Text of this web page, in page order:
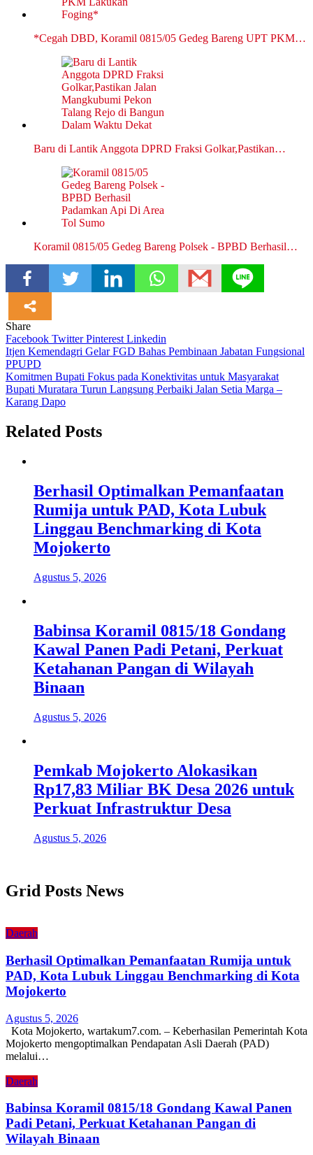
*Cegah DBD, Koramil 0815/05 Gedeg Bareng UPT PKM…
Baru di Lantik Anggota DPRD Fraksi Golkar,Pastikan…
Koramil 0815/05 Gedeg Bareng Polsek - BPBD Berhasil…
Share
Facebook TwitterPinterest Linkedin
Navigasi
pos
Itjen Kemendagri Gelar FGD Bahas Pembinaan Jabatan Fungsional
PPUPD
Komitmen Bupati Fokus pada Konektivitas untuk Masyarakat
Bupati Muratara Turun Langsung Perbaiki Jalan Setia Marga –
Karang Dapo
Related Posts
Berhasil Optimalkan Pemanfaatan
Rumija untuk PAD, Kota Lubuk
Linggau Benchmarking di Kota
Mojokerto
Agustus 5, 2026
Babinsa Koramil 0815/18 Gondang
Kawal Panen Padi Petani, Perkuat
Ketahanan Pangan di Wilayah
Binaan
Agustus 5, 2026
Pemkab Mojokerto Alokasikan
Rp17,83 Miliar BK Desa 2026 untuk
Perkuat Infrastruktur Desa
Agustus 5, 2026
Grid Posts News
Daerah
Berhasil Optimalkan Pemanfaatan Rumija untuk
PAD, Kota Lubuk Linggau Benchmarking di Kota
Mojokerto
Agustus 5, 2026
Kota Mojokerto, wartakum7.com. – Keberhasilan Pemerintah Kota
Mojokerto mengoptimalkan Pendapatan Asli Daerah (PAD)
melalui…
Daerah
Babinsa Koramil 0815/18 Gondang Kawal Panen
Padi Petani, Perkuat Ketahanan Pangan di
Wilayah Binaan